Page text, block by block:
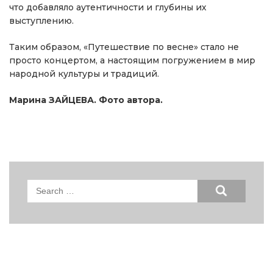
что добавляло аутентичности и глубины их
выступлению.
Таким образом, «Путешествие по весне» стало не
просто концертом, а настоящим погружением в мир
народной культуры и традиций.
Марина ЗАЙЦЕВА. Фото автора.
Search